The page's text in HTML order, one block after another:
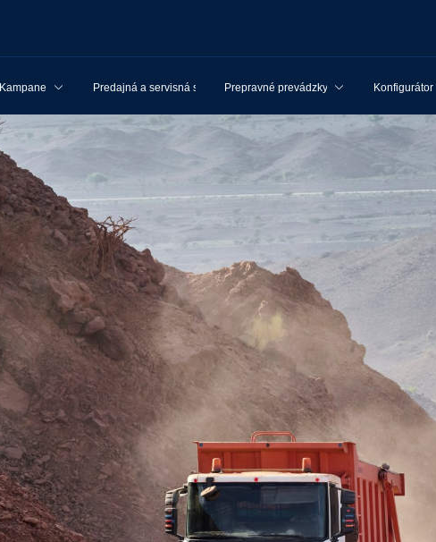
Kampane Predajná a servisná sieť Prepravné prevádzky Konfigurátor